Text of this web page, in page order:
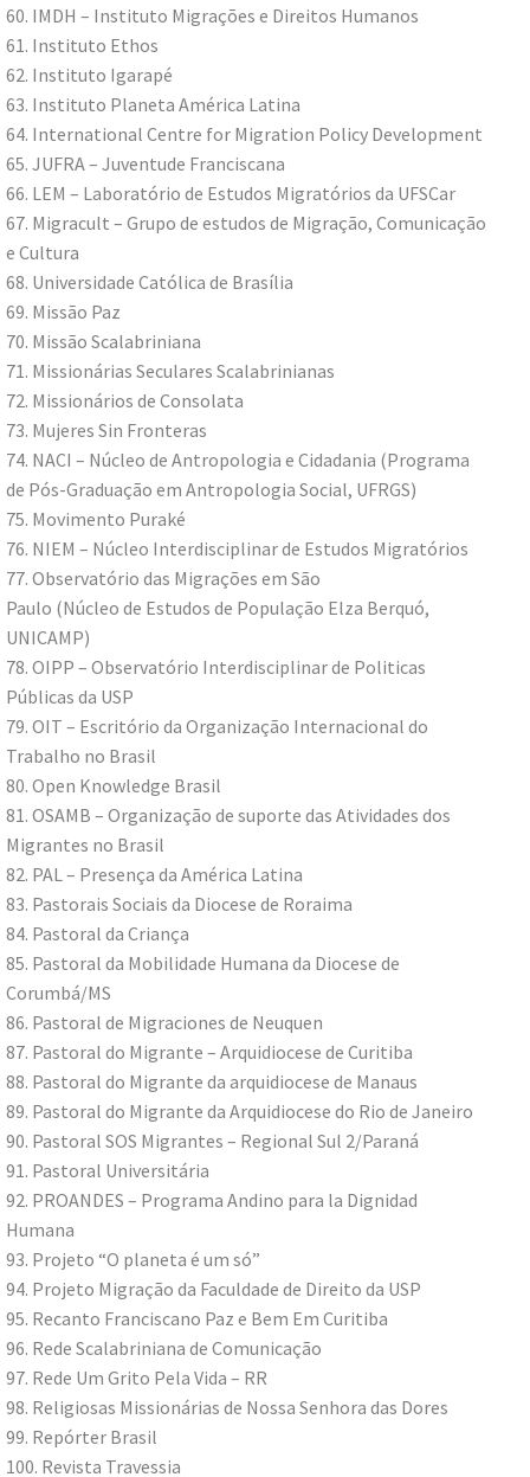
60. IMDH – Instituto Migrações e Direitos Humanos
61. Instituto Ethos
62. Instituto Igarapé
63. Instituto Planeta América Latina
64. International Centre for Migration Policy Development
65. JUFRA – Juventude Franciscana
66. LEM – Laboratório de Estudos Migratórios da UFSCar
67. Migracult – Grupo de estudos de Migração, Comunicação
e Cultura
68. Universidade Católica de Brasília
69. Missão Paz
70. Missão Scalabriniana
71. Missionárias Seculares Scalabrinianas
72. Missionários de Consolata
73. Mujeres Sin Fronteras
74. NACI – Núcleo de Antropologia e Cidadania (Programa
de Pós-Graduação em Antropologia Social, UFRGS)
75. Movimento Puraké
76. NIEM – Núcleo Interdisciplinar de Estudos Migratórios
77. Observatório das Migrações em São
Paulo (Núcleo de Estudos de População Elza Berquó,
UNICAMP)
78. OIPP – Observatório Interdisciplinar de Politicas
Públicas da USP
79. OIT – Escritório da Organização Internacional do
Trabalho no Brasil
80. Open Knowledge Brasil
81. OSAMB – Organização de suporte das Atividades dos
Migrantes no Brasil
82. PAL – Presença da América Latina
83. Pastorais Sociais da Diocese de Roraima
84. Pastoral da Criança
85. Pastoral da Mobilidade Humana da Diocese de
Corumbá/MS
86. Pastoral de Migraciones de Neuquen
87. Pastoral do Migrante – Arquidiocese de Curitiba
88. Pastoral do Migrante da arquidiocese de Manaus
89. Pastoral do Migrante da Arquidiocese do Rio de Janeiro
90. Pastoral SOS Migrantes – Regional Sul 2/Paraná
91. Pastoral Universitária
92. PROANDES – Programa Andino para la Dignidad
Humana
93. Projeto “O planeta é um só”
94. Projeto Migração da Faculdade de Direito da USP
95. Recanto Franciscano Paz e Bem Em Curitiba
96. Rede Scalabriniana de Comunicação
97. Rede Um Grito Pela Vida – RR
98. Religiosas Missionárias de Nossa Senhora das Dores
99. Repórter Brasil
100. Revista Travessia